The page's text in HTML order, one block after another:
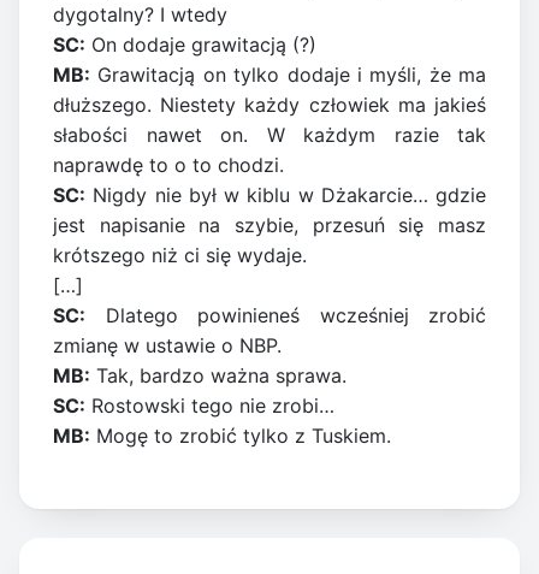
dygotalny? I wtedy
SC: On dodaje grawitacją (?)
MB: Grawitacją on tylko dodaje i myśli, że ma
dłuższego. Niestety każdy człowiek ma jakieś
słabości nawet on. W każdym razie tak
naprawdę to o to chodzi.
SC: Nigdy nie był w kiblu w Dżakarcie… gdzie
jest napisanie na szybie, przesuń się masz
krótszego niż ci się wydaje.
[…]
SC: Dlatego powinieneś wcześniej zrobić
zmianę w ustawie o NBP.
MB: Tak, bardzo ważna sprawa.
SC: Rostowski tego nie zrobi…
MB: Mogę to zrobić tylko z Tuskiem.